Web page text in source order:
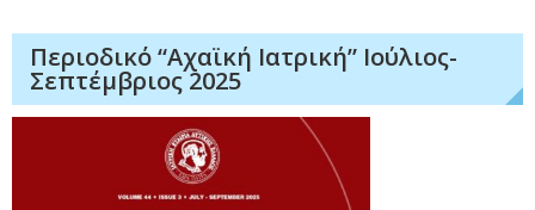
Περιοδικό “Αχαϊκή Ιατρική” Ιούλιος-
Σεπτέμβριος 2025